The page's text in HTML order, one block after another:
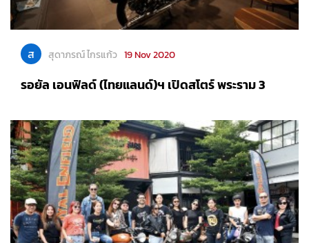
ส สุดาภรณ์ ไกรแก้ว 19 Nov 2020
รอยัล เอนฟิลด์ (ไทยแลนด์)ฯ เปิดสโตร์ พระราม 3